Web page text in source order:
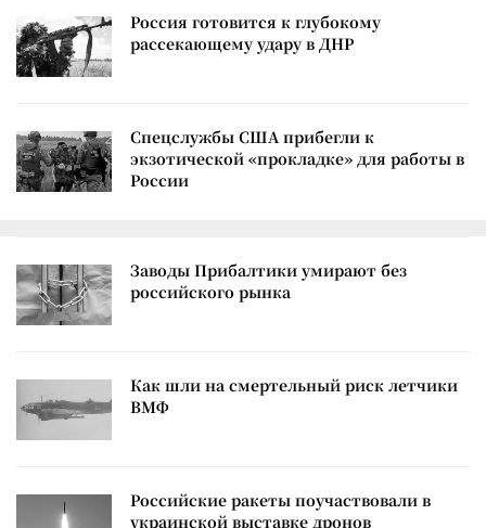
Россия готовится к глубокому
рассекающему удару в ДНР
Спецслужбы США прибегли к
экзотической «прокладке» для работы в
России
Заводы Прибалтики умирают без
российского рынка
Как шли на смертельный риск летчики
ВМФ
Российские ракеты поучаствовали в
украинской выставке дронов